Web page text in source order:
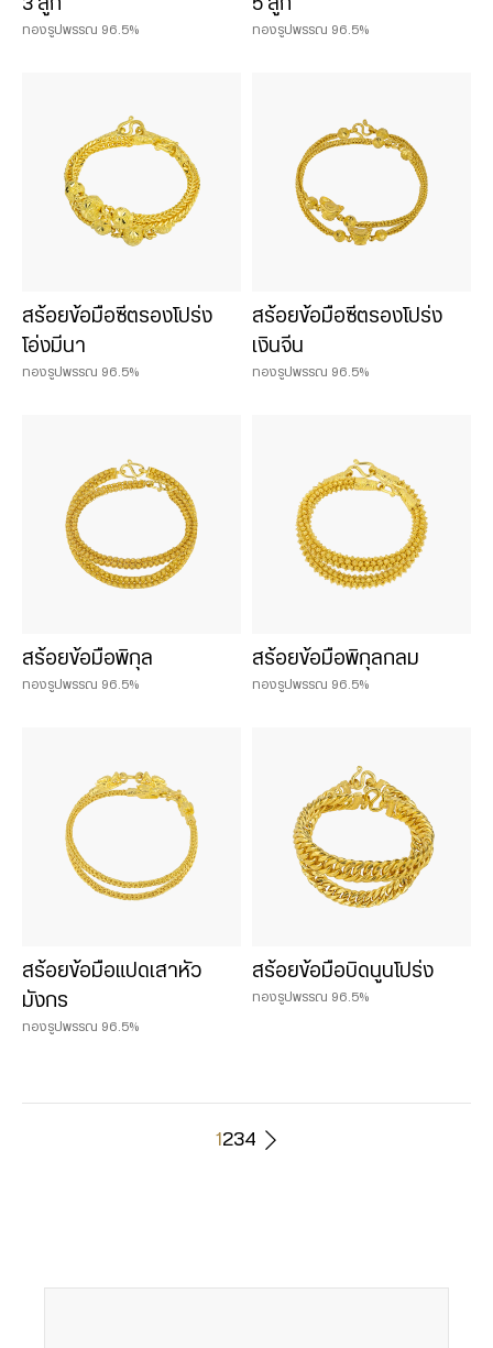
3 ลูก
ทองรูปพรรณ 96.5%
5 ลูก
ทองรูปพรรณ 96.5%
สร้อยข้อมือซีตรองโปร่ง
โอ่งมีนา
ทองรูปพรรณ 96.5%
สร้อยข้อมือซีตรองโปร่ง
เงินจีน
ทองรูปพรรณ 96.5%
สร้อยข้อมือพิกุล
ทองรูปพรรณ 96.5%
สร้อยข้อมือพิกุลกลม
ทองรูปพรรณ 96.5%
สร้อยข้อมือแปดเสาหัว
มังกร
ทองรูปพรรณ 96.5%
สร้อยข้อมือบิดนูนโปร่ง
ทองรูปพรรณ 96.5%
1 234